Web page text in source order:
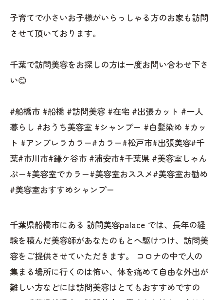
子育てで小さいお子様がいらっしゃる方のお家も訪問
させて頂いております。
千葉で訪問美容をお探しの方は一度お問い合わせ下さ
い😊
#船橋市 #船橋 #訪問美容 #在宅 #出張カット #一人
暮らし #おうち美容室 #シャンプー #白髪染め #カッ
ト #アンブレラカラー#カラー#松戸市#出張美容#千
葉#市川市#鎌ケ谷市 #浦安市#千葉県 #美容室しゃん
ぷー#美容室でカラー#美容室おススメ#美容室お勧め
#美容室おすすめシャンプー
千葉県船橋市にある 訪問美容palace では、長年の経
験を積んだ美容師があなたのもとへ駆けつけ、訪問美
容をご提供させていただきます。 コロナの中で人の
集まる場所に行くのは怖い、体を痛めて自由な外出が
難しい方などには訪問美容はとてもおすすめですの